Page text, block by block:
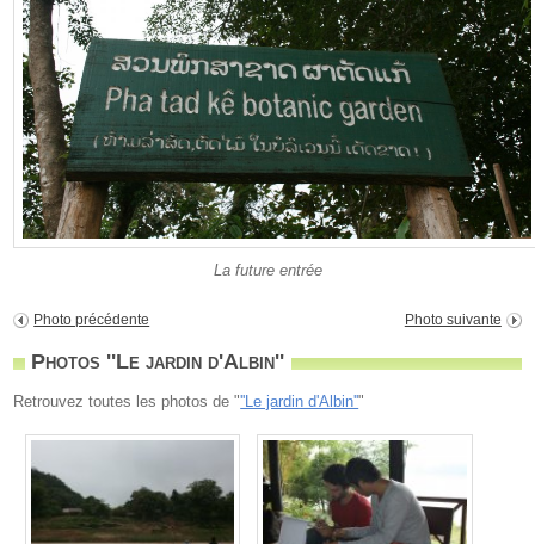
La future entrée
Photo précédente Photo suivante
Photos ''Le jardin d'Albin''
Retrouvez toutes les photos de "''Le jardin d'Albin''"